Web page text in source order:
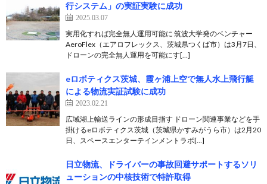
行システム」の実証実験に成功
2025.03.07
実用化すれば完全無人運用可能に 筑波大学発のベンチャー
AeroFlex（エアロフレックス、茨城県つくば市）は3月7日、
ドローンの完全無人運用を可能にす[…]
eロボティクス茨城、霞ヶ浦上空で無人水上飛行艇
による物流実証試験に成功
2023.02.21
広域湖上輸送ラインの形成目指す ドローン関連事業などを手
掛けるeロボティクス茨城（茨城県かすみがうら市）は2月20
日、スペースエンターテインメントラボ[…]
日立物流、ドライバーの事故回避サポートするソリ
ューションの中核技術で特許取得